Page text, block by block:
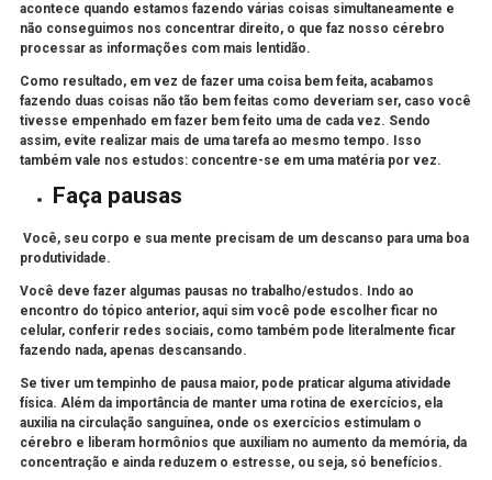
acontece quando estamos fazendo várias coisas simultaneamente e
não conseguimos nos concentrar direito, o que faz nosso cérebro
processar as informações com mais lentidão.
Como resultado, em vez de fazer uma coisa bem feita, acabamos
fazendo duas coisas não tão bem feitas como deveriam ser, caso você
tivesse empenhado em fazer bem feito uma de cada vez. Sendo
assim, evite realizar mais de uma tarefa ao mesmo tempo. Isso
também vale nos estudos: concentre-se em uma matéria por vez.
Faça pausas
Você, seu corpo e sua mente precisam de um descanso para uma boa
produtividade.
Você deve fazer algumas pausas no trabalho/estudos. Indo ao
encontro do tópico anterior, aqui sim você pode escolher ficar no
celular, conferir redes sociais, como também pode literalmente ficar
fazendo nada, apenas descansando.
Se tiver um tempinho de pausa maior, pode praticar alguma atividade
física. Além da importância de manter uma rotina de exercícios, ela
auxilia na circulação sanguínea, onde os exercícios estimulam o
cérebro e liberam hormônios que auxiliam no aumento da memória, da
concentração e ainda reduzem o estresse, ou seja, só benefícios.